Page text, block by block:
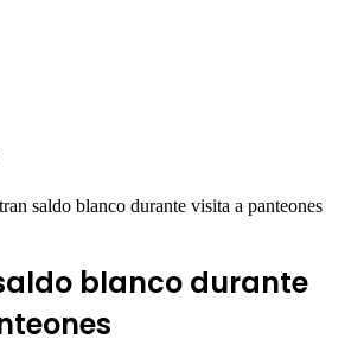
saldo blanco durante visita a panteones
blanco durante